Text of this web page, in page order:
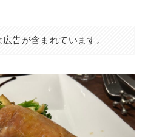
告が含まれています。